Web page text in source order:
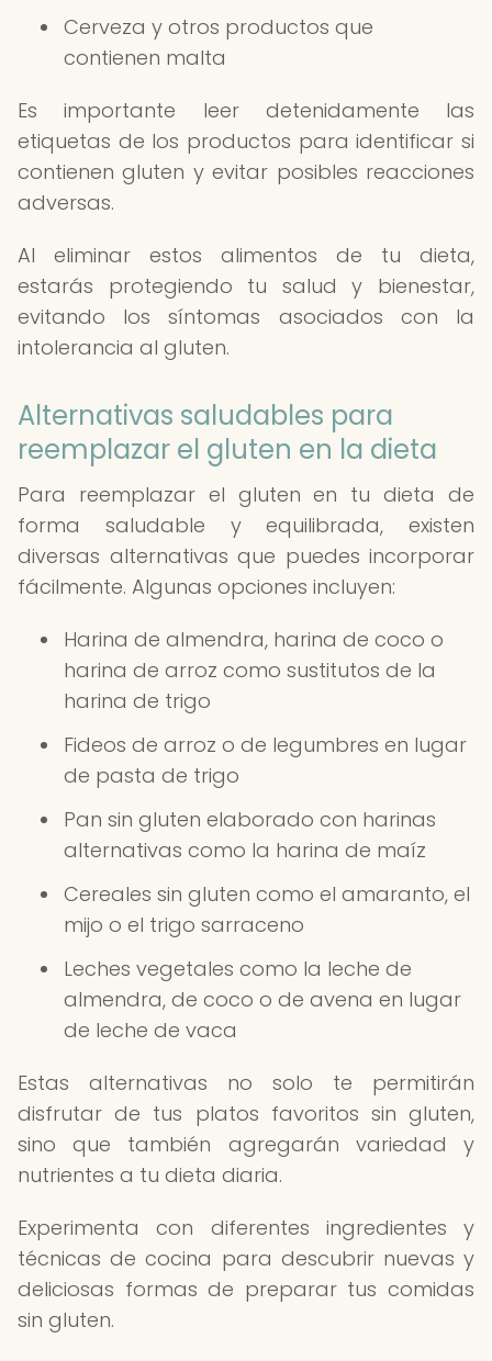
Cerveza y otros productos que
contienen malta
Es importante leer detenidamente las
etiquetas de los productos para identificar si
contienen gluten y evitar posibles reacciones
adversas.
Al eliminar estos alimentos de tu dieta,
estarás protegiendo tu salud y bienestar,
evitando los síntomas asociados con la
intolerancia al gluten.
Alternativas saludables para
reemplazar el gluten en la dieta
Para reemplazar el gluten en tu dieta de
forma saludable y equilibrada, existen
diversas alternativas que puedes incorporar
fácilmente. Algunas opciones incluyen:
Harina de almendra, harina de coco o
harina de arroz como sustitutos de la
harina de trigo
Fideos de arroz o de legumbres en lugar
de pasta de trigo
Pan sin gluten elaborado con harinas
alternativas como la harina de maíz
Cereales sin gluten como el amaranto, el
mijo o el trigo sarraceno
Leches vegetales como la leche de
almendra, de coco o de avena en lugar
de leche de vaca
Estas alternativas no solo te permitirán
disfrutar de tus platos favoritos sin gluten,
sino que también agregarán variedad y
nutrientes a tu dieta diaria.
Experimenta con diferentes ingredientes y
técnicas de cocina para descubrir nuevas y
deliciosas formas de preparar tus comidas
sin gluten.